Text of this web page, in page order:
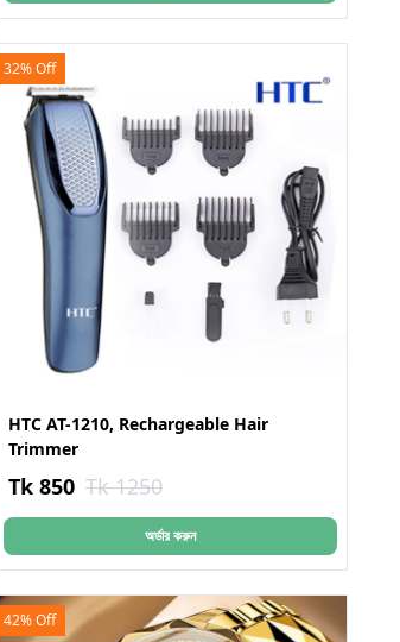
32% Off
HTC AT-1210, Rechargeable Hair
Trimmer
Tk 850 Tk 1250
অর্ডার করুন
42% Off